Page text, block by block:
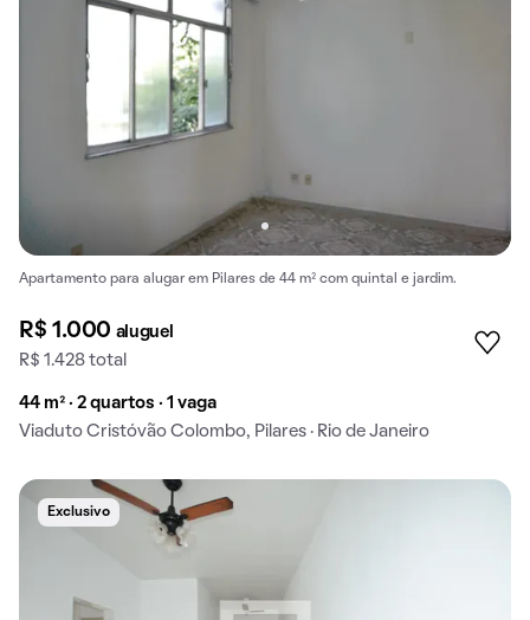
Apartamento para alugar em Pilares de 44 m² com quintal e jardim.
R$ 1.000 aluguel
R$ 1.428 total
44 m² · 2 quartos · 1 vaga
Viaduto Cristóvão Colombo, Pilares · Rio de Janeiro
Exclusivo